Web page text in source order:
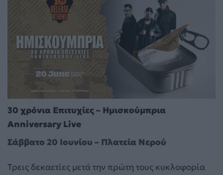
30 χρόνια Επιτυχίες – Ημισκούμπρια
Anniversary Live
Σάββατο 20 Ιουνίου – Πλατεία Νερού
Τρεις δεκαετίες μετά την πρώτη τους κυκλοφορία